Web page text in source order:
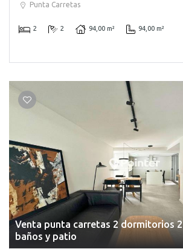
Punta Carretas
2 2 94,00 m² 94,00 m²
Venta punta carretas 2 dormitorios 2
baños y patio